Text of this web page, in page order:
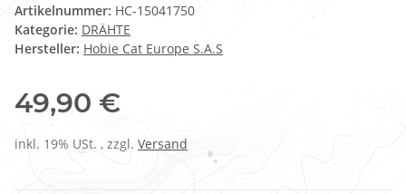
Artikelnummer: HC-15041750
Kategorie: DRÄHTE
Hersteller: Hobie Cat Europe S.A.S
49,90 €
inkl. 19% USt. , zzgl. Versand